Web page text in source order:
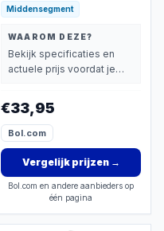
Middensegment
WAAROM DEZE?
Bekijk specificaties en
actuele prijs voordat je
€33,95
Bol.com
Vergelijk prijzen→
Bol.com en andere aanbieders op
één pagina